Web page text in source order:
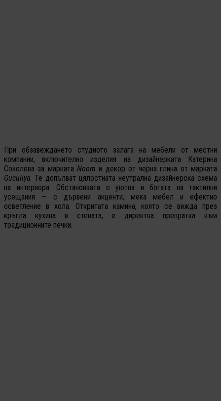
При обзавеждането студиото залага на мебели от местни
компании, включително изделия на дизайнерката Катерина
Соколова за марката Noom и декор от черна глина от марката
Guculiya. Те допълват цялостната неутрална дизайнерска схема
на интериора. Обстановката е уютна и богата на тактилни
усещания — с дървени акценти, мека мебел и ефектно
осветление в хола. Откритата камина, която се вижда през
кръгла кухина в стената, е директна препратка към
традиционните печки.